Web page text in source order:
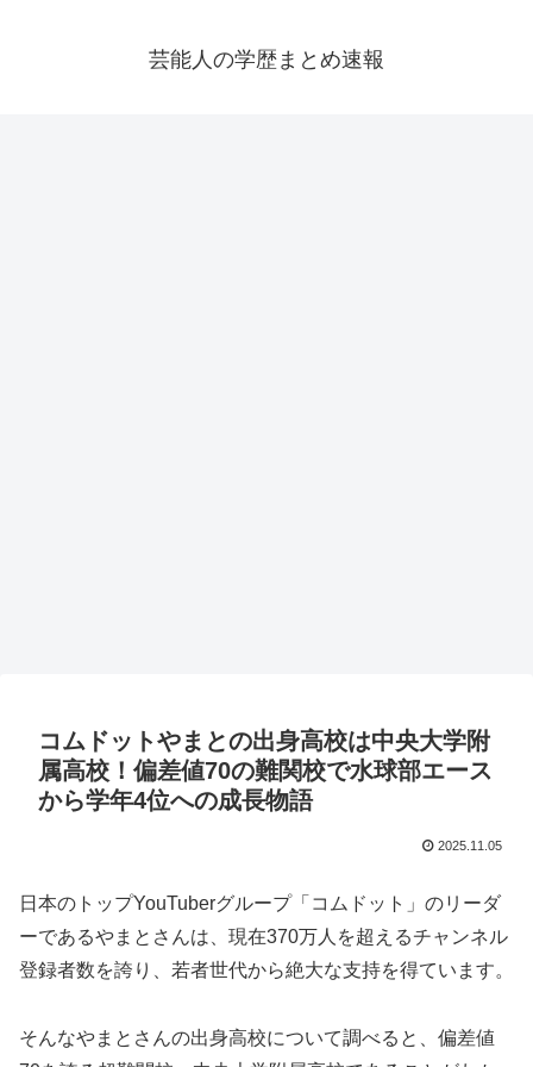
芸能人の学歴まとめ速報
コムドットやまとの出身高校は中央大学附
属高校！偏差値70の難関校で水球部エース
から学年4位への成長物語
2025.11.05
日本のトップYouTuberグループ「コムドット」のリーダ
ーであるやまとさんは、現在370万人を超えるチャンネル
登録者数を誇り、若者世代から絶大な支持を得ています。
そんなやまとさんの出身高校について調べると、偏差値